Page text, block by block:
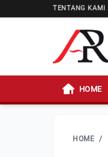
TENTANG KAMI
HOME
HOME /